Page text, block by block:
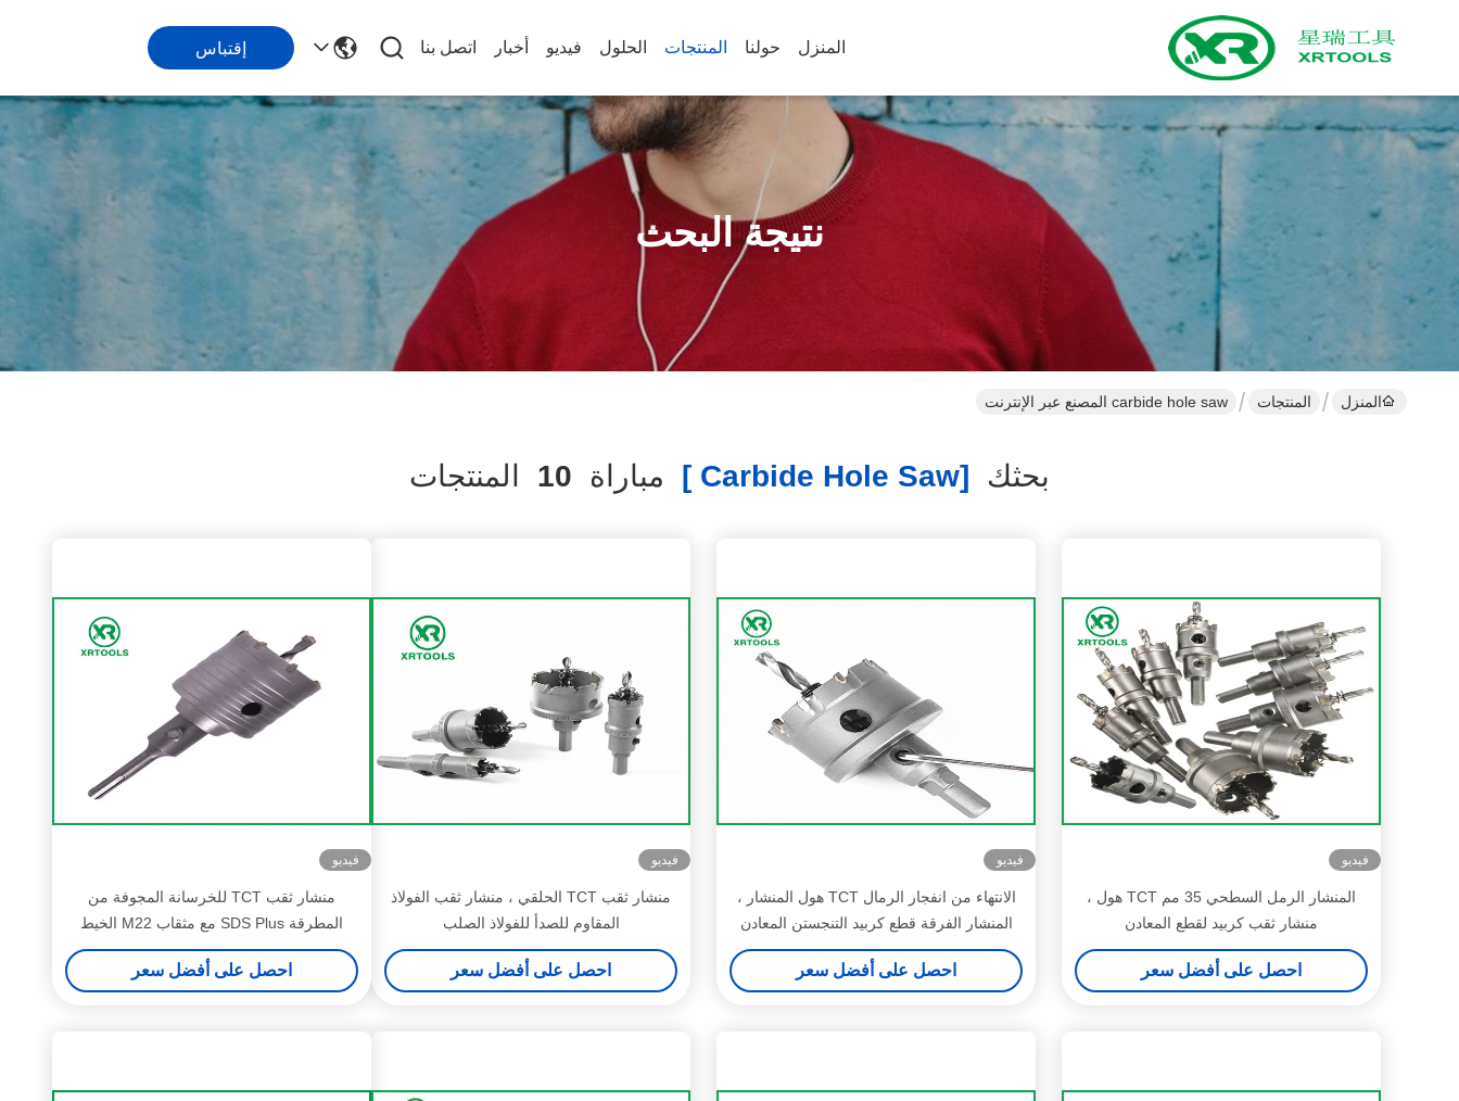
المنزل حولنا المنتجات الحلول فيديو أخبار اتصل بنا إقتباس
نتيجة البحث
المنزل المنتجات carbide hole saw المصنع عبر الإنترنت
بحثك [carbide Hole Saw ] مباراة 10 المنتجات
فيديو
المنشار الرمل السطحي 35 مم TCT هول ،
منشار ثقب كربيد لقطع المعادن
احصل على أفضل سعر
فيديو
الانتهاء من انفجار الرمال TCT هول المنشار ،
المنشار الفرقة قطع كربيد التنجستن المعادن
احصل على أفضل سعر
فيديو
منشار ثقب TCT الحلقي ، منشار ثقب الفولاذ
المقاوم للصدأ للفولاذ الصلب
احصل على أفضل سعر
فيديو
منشار ثقب TCT للخرسانة المجوفة من
المطرقة SDS Plus مع مثقاب M22 الخيط
احصل على أفضل سعر